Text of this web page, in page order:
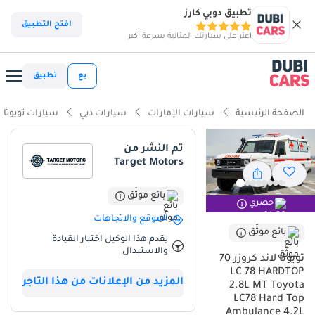
تطبيق دوبي كارز
اعثر على سيارتك المثالية بسرعة أكبر
افتح التطبيق
بع تطبيق
الصفحة الرئيسية سيارات الإمارات سيارات دبي سيارات تويوتا
حصري
بائع موثّق
تويوتا لاند كروزر 70
LC 78 HARDTOP
2.8L MT Toyota
LC78 Hard Top
تم النشر من
Target Motors
بائع موثّق
الموقع والاتجاهات
يقدم هذا الوكيل اختبار القيادة
والاستبدال
المزيد من الإعلانات من هذا التاجر
ذكاء دوبي كارز
ذكاء دوبيكارز
قدرات حقيقية للطرق الوعرة
أقل معدل انخفاض في القيمة في فئته
خزان وقود هو الأكبر في فئته
ملخص
تمثل Toyota Land Cruiser 70 موديل 2025 توازناً مثالياً بين الإرث العريق
يدوي يمنح السائق سيطرة كاملة في أصعب الظروف. بفضل لونها
الأبيض الذي يعد الأكثر طلباً وإعادة بيع في سوق الخليج، تضمن هذه